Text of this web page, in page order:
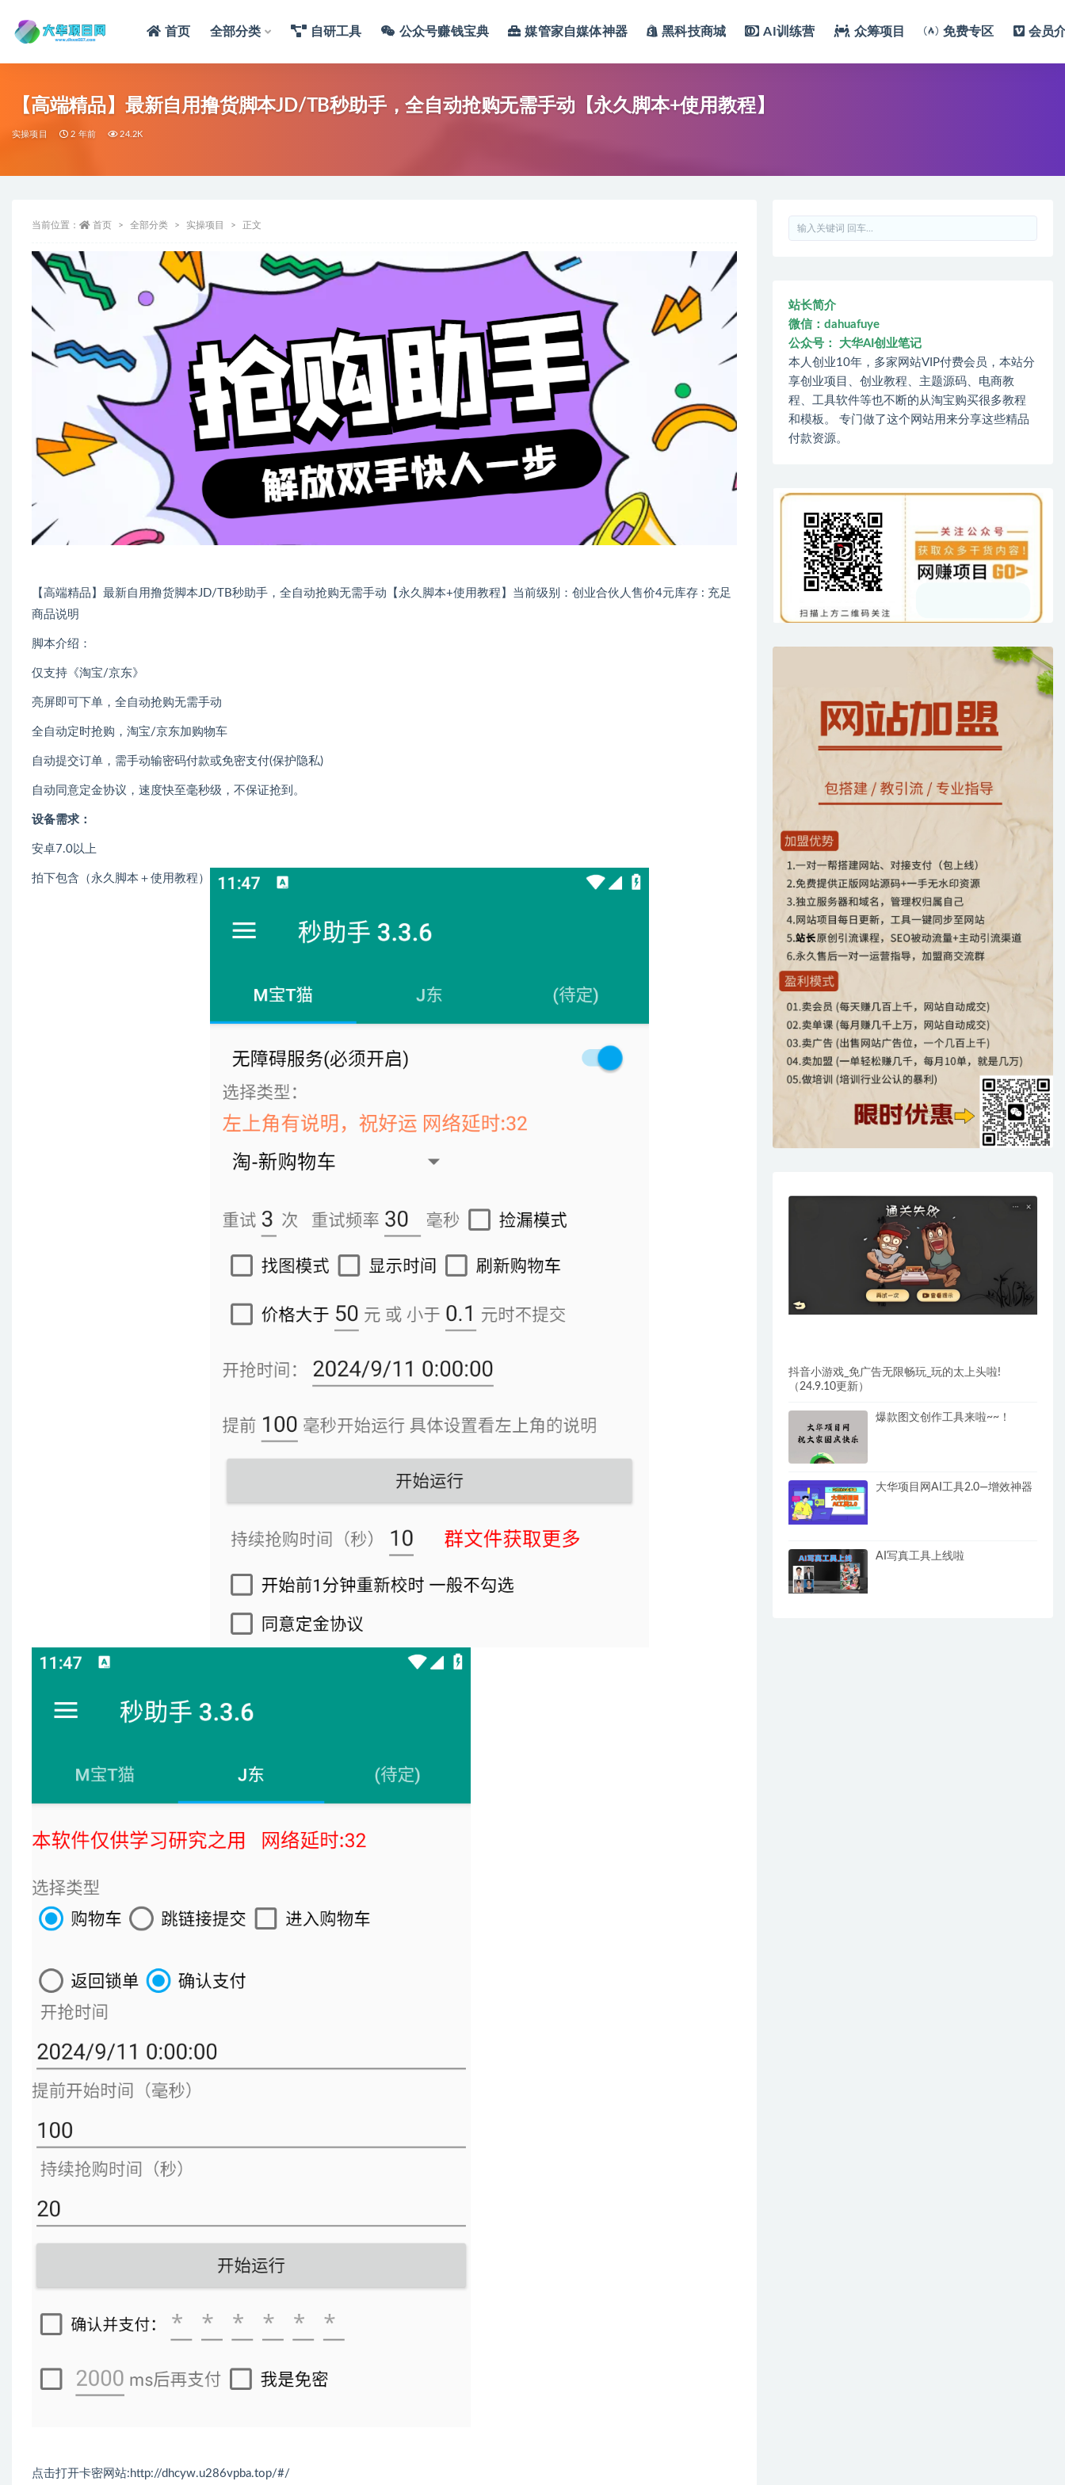
首页 全部分类 自研工具 公众号赚钱宝典 媒管家自媒体神器 黑科技商城 AI训练营 众筹项目 免费专区 会员
【高端精品】最新自用撸货脚本JD/TB秒助手，全自动抢购无需手动【永久脚本+使用教程】
实操项目 2 年前 24.2K
当前位置： 首页 全部分类 实操项目 正文
【高端精品】最新自用撸货脚本JD/TB秒助手，全自动抢购无需手动【永久脚本+使用教程】当前级别：创业合伙人售价4元库存 : 充足
商品说明
脚本介绍：
仅支持《淘宝/京东》
亮屏即可下单，全自动抢购无需手动
全自动定时抢购，淘宝/京东加购物车
自动提交订单，需手动输密码付款或免密支付(保护隐私)
自动同意定金协议，速度快至毫秒级，不保证抢到。
设备需求：
安卓7.0以上
拍下包含（永久脚本＋使用教程）
点击打开卡密网站: http://dhcyw.u286vpba.top/#/
站长简介
微信：dahuafuye
公众号： 大华AI创业笔记
本人创业10年，多家网站VIP付费会员，本站分
享创业项目、创业教程、主题源码、电商教
程、工具软件等也不断的从淘宝购买很多教程
和模板。 专门做了这个网站用来分享这些精品
付款资源。
抖音小游戏_免广告无限畅玩_玩的太上头啦!
（24.9.10更新）
爆款图文创作工具来啦~~！
大华项目网AI工具2.0—增效神器
AI写真工具上线啦